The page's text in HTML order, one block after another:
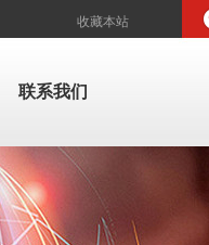
收藏本站
联系我们